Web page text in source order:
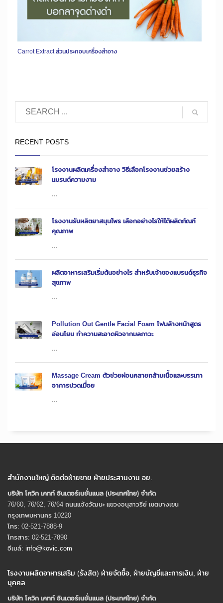
Carrot Extract ส่วนประกอบเครื่องสำอาง
RECENT POSTS
โรงงานผลิตเครื่องสำอาง วิธีเลือกโรงงานช่วยสร้าง
แบรนด์ความงาม
...
โรงงานรับผลิตยาสมุนไพร เลือกอย่างไรให้ได้ผลิตภัณฑ์
คุณภาพ
...
ผลิตอาหารเสริมเริ่มต้นอย่างไร สำหรับเจ้าของแบรนด์ธุรกิจ
สุขภาพ
...
Pollution Out Gentle Facial Foam โฟมล้างหน้าสูตร
อ่อนโยน ทำความสะอาดผิวจากมลภาวะ
...
Massage Cream ตัวช่วยผ่อนคลายกล้ามเนื้อและบรรเทา
อาการปวดเมื่อย
...
สำนักงานใหญ่ ติดต่อฝ่ายขาย ฝ่ายประสานงาน อย.
บริษัท โควิก เคทท์ อินเตอร์เนชั่นแนล (ประเทศไทย) จํากัด
76/60, 76/62, 76/64 ถนนแจ้งวัฒนะ แขวงอนุสาวรีย์ เขตบางเขน
กรุงเทพมหานคร 10220
โทร: 02-521-7888-9
โทรสาร: 02-521-7890
อีเมล์: info@kovic.com
โรงงานผลิตอาหารเสริม (รังสิต) ฝ่ายจัดซื้อ, ฝ่ายบัญชีและการเงิน, ฝ่าย
บุคคล
บริษัท โควิก เคทท์ อินเตอร์เนชั่นแนล (ประเทศไทย) จํากัด